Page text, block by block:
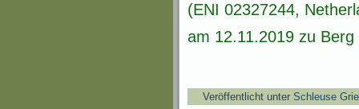
(ENI 02327244,
am 12.11.2019 zu
Veröffentlicht unter Schleuse